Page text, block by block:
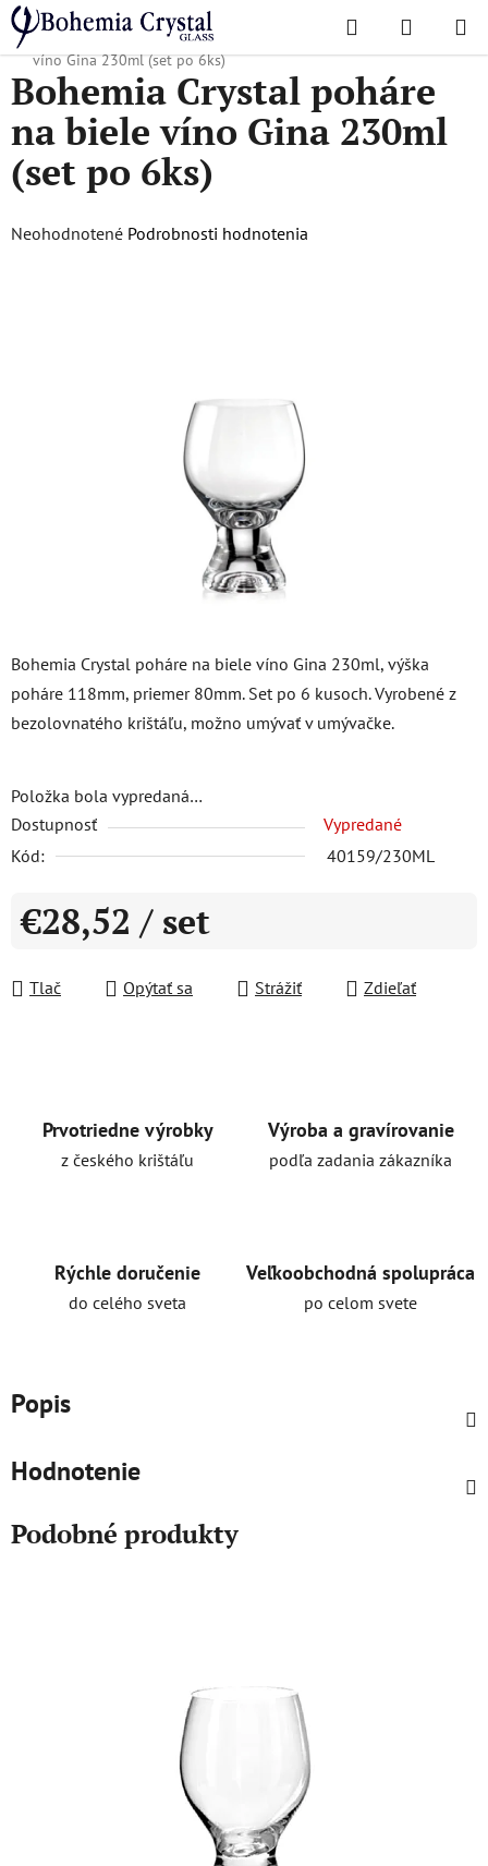
Prejsť
na
obsah
Hľadať
KOŠÍK
Domov
/ Obľúbené kolekcie / Gina
Bohemia Crystal poháre na biele
víno Gina 230ml (set po 6ks)
Bohemia Crystal poháre na biele víno Gina 230ml, výška
poháre 118mm, priemer 80mm. Set po 6 kusoch. Vyrobené z
bezolovnatého krištáľu, možno umývať v umývačke.
Položka bola vypredaná…
Dostupnosť
Vypredané
Kód:
40159/230ML
€28,52 / set
Tlač
Opýtať sa Strážiť Zdieľať
Bohemia Crystal poháre
na biele víno Gina 230ml
(set po 6ks)
Priemerné
Neohodnotené Podrobnosti hodnotenia
Prvotriedne výrobky
z českého krištáľu
Výroba a gravírovanie
podľa zadania zákazníka
Rýchle doručenie
do celého sveta
Veľkoobchodná spolupráca
po celom svete
Popis
Hodnotenie
Podobné produkty